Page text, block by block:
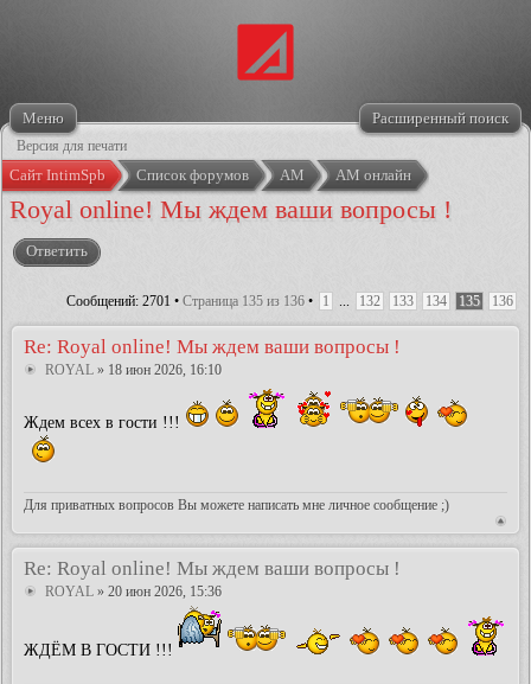
Меню Расширенный поиск
Версия для печати
Сайт IntimSpb Список форумов АМ АМ онлайн
Royal online! Мы ждем ваши вопросы !
Ответить
Сообщений: 2701 • Страница 135 из 136 • 1 ... 132 133 134 135 136
Re: Royal online! Мы ждем ваши вопросы !
ROYAL » 18 июн 2026, 16:10
Ждем всех в гости !!!
Для приватных вопросов Вы можете написать мне личное сообщение ;)
Re: Royal online! Мы ждем ваши вопросы !
ROYAL » 20 июн 2026, 15:36
ЖДЁМ В ГОСТИ !!!